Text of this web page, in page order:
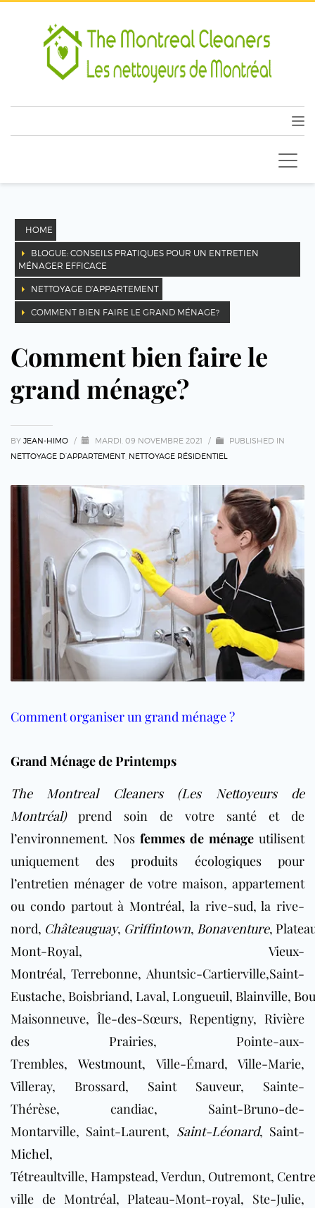
HOME
BLOGUE: CONSEILS PRATIQUES POUR UN ENTRETIEN
MÉNAGER EFFICACE
NETTOYAGE D’APPARTEMENT
COMMENT BIEN FAIRE LE GRAND MÉNAGE?
Comment bien faire le
grand ménage?
BY JEAN-HIMO / MARDI, 09 NOVEMBRE 2021 /
PUBLISHED IN
NETTOYAGE D’APPARTEMENT NETTOYAGE RÉSIDENTIEL
Comment organiser un grand ménage ?
Grand Ménage de Printemps
The Montreal Cleaners (Les Nettoyeurs de
Montréal)prend soin de votre santé et de
l’environnement. Nos femmes de ménage utilisent
uniquement des produits écologiquespour
l’entretien ménager de votre maison, appartement
ou condo partout à Montréal, la rive-sud, la rive-
nord, Châteauguay, Griffintown, Bonaventure,
Mont-Royal, Vieux-
Montréal, Terrebonne, Ahuntsic-Cartierville,Saint-
Eustache, Boisbriand, Laval, Longueuil, Blainville,
Maisonneuve, Île-des-Sœurs, Repentigny, Rivière
des Prairies, Pointe-aux-
Trembles, Westmount, Ville-Émard, Ville-Marie,
Villeray, Brossard, Saint Sauveur, Sainte-
Thérèse, candiac, Saint-Bruno-de-
Montarville, Saint-Laurent, Saint-Léonard, Saint-
Michel,
Tétreaultville, Hampstead, Verdun, Outremont,
ville de Montréal, Plateau-Mont-royal, Ste-Julie,